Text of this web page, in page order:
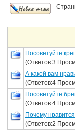
Посоветуйте
(Ответов:3
А какой вам
(Ответов:4
Посоветуйте
(Ответов:4
Почему
(Ответов:2